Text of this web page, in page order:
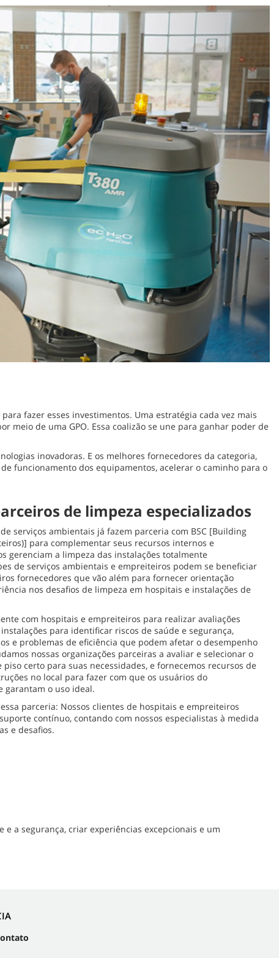
fazer esses investimentos. Uma estratégia cada vez mais
meio de uma GPO. Essa coalizão se une para ganhar poder de
inovadoras. E os melhores fornecedores da categoria,
funcionamento dos equipamentos, acelerar o caminho para o
de limpeza especializados
serviços ambientais já fazem parceria com BSC [Building
para complementar seus recursos internos e
gerenciam a limpeza das instalações totalmente
de serviços ambientais e empreiteiros podem se beneficiar
fornecedores que vão além para fornecer orientação
nos desafios de limpeza em hospitais e instalações de
com hospitais e empreiteiros para realizar avaliações
para identificar riscos de saúde e segurança,
e problemas de eficiência que podem afetar o desempenho
nossas organizações parceiras a avaliar e selecionar o
certo para suas necessidades, e fornecemos recursos de
no local para fazer com que os usuários do
garantam o uso ideal.
parceria: Nossos clientes de hospitais e empreiteiros
contínuo, contando com nossos especialistas à medida
e desafios.
a segurança, criar experiências excepcionais e um